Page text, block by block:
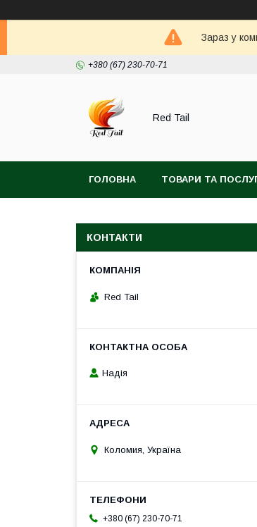
Зараз у
+380 (67) 230-70-71
Red Tail
ГОЛОВНА ТОВАРИ ТА
КОНТАКТИ
Red Tail
Надія
Коломия, Україна
+380 (67) 230-70-71